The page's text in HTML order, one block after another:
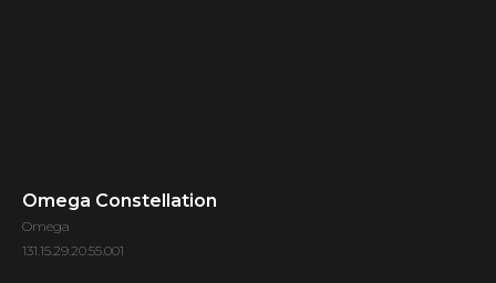
Omega Constellation
Omega
131.15.29.20.55.001